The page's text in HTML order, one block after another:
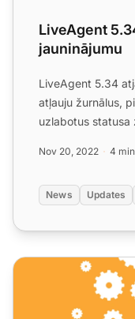
LiveAgent
jauninājumu
LiveAgent 5.34
atļauju žurnālus,
uzlabotus statusa
Nov 20, 2022 4
News Updates
LiveAgent 5.30 –